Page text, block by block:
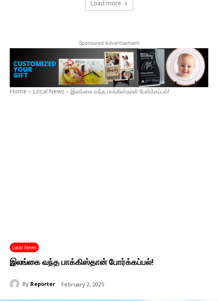
Load more